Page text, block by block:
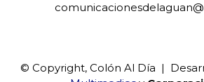
© Copyright, Colón Al Día |